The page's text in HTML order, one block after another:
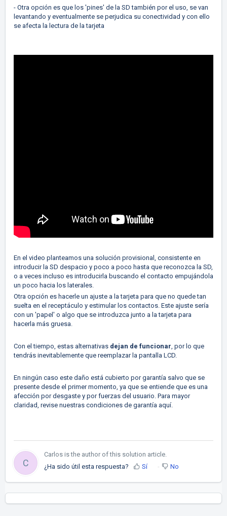
- Otra opción es que los 'pines' de la SD también por el uso, se van
levantando y eventualmente se perjudica su conectividad y con ello
se afecta la lectura de la tarjeta
En el video planteamos una solución provisional, consistente en
introducir la SD despacio y poco a poco hasta que reconozca la SD,
o a veces incluso es introducirla buscando el contacto empujándola
un poco hacia los laterales.
Otra opción es hacerle un ajuste a la tarjeta para que no quede tan
suelta en el receptáculo y estimular los contactos. Este ajuste sería
con un 'papel' o algo que se introduzca junto a la tarjeta para
hacerla más gruesa.
Con el tiempo, estas alternativas dejan de funcionar, por lo que
tendrás inevitablemente que reemplazar la pantalla LCD.
En ningún caso este daño está cubierto por garantía salvo que se
presente desde el primer momento, ya que se entiende que es una
afección por desgaste y por fuerzas del usuario. Para mayor
claridad, revise nuestras condiciones de garantía aquí.
C
Carlos is the author of this solution article.
¿Ha sido útil esta respuesta?
Sí No